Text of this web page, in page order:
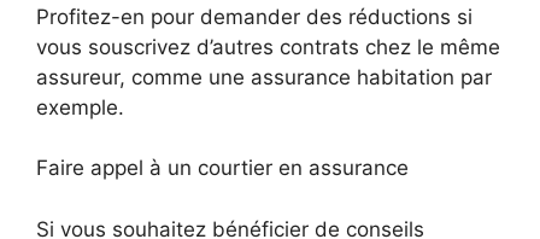
Profitez-en pour demander des réductions si
vous souscrivez d’autres contrats chez le même
assureur, comme une assurance habitation par
exemple.
Faire appel à un courtier en assurance
Si vous souhaitez bénéficier de conseils